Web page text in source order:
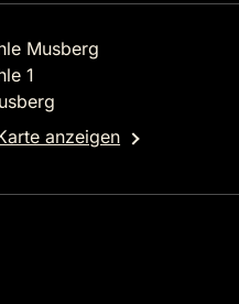
Musberg
1
anzeigen